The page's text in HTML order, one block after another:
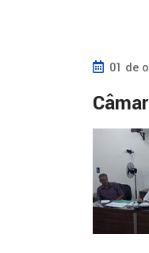
01 de